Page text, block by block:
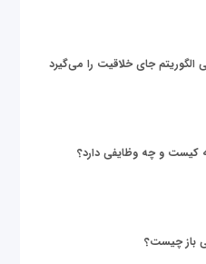
الگوریتم جای خلاقیت را می‌گیرد
کیست و چه وظایفی دارد؟
باز چیست؟